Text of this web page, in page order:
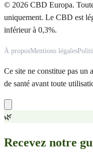
© 2026 CBD Europa.
uniquement. Le CBD est
inférieur à 0,3%.
À proposMentions légales
Ce site ne constitue pas un
de santé avant toute
🌿
Recevez notre